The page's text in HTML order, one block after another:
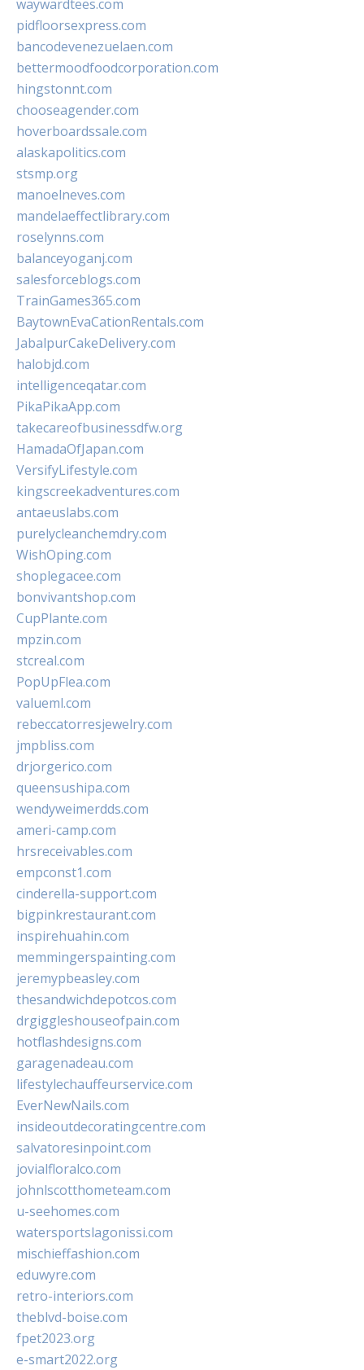
waywardtees.com
pidfloorsexpress.com
bancodevenezuelaen.com
bettermoodfoodcorporation.com
hingstonnt.com
chooseagender.com
hoverboardssale.com
alaskapolitics.com
stsmp.org
manoelneves.com
mandelaeffectlibrary.com
roselynns.com
balanceyoganj.com
salesforceblogs.com
TrainGames365.com
BaytownEvaCationRentals.com
JabalpurCakeDelivery.com
halobjd.com
intelligenceqatar.com
PikaPikaApp.com
takecareofbusinessdfw.org
HamadaOfJapan.com
VersifyLifestyle.com
kingscreekadventures.com
antaeuslabs.com
purelycleanchemdry.com
WishOping.com
shoplegacee.com
bonvivantshop.com
CupPlante.com
mpzin.com
stcreal.com
PopUpFlea.com
valueml.com
rebeccatorresjewelry.com
jmpbliss.com
drjorgerico.com
queensushipa.com
wendyweimerdds.com
ameri-camp.com
hrsreceivables.com
empconst1.com
cinderella-support.com
bigpinkrestaurant.com
inspirehuahin.com
memmingerspainting.com
jeremypbeasley.com
thesandwichdepotcos.com
drgiggleshouseofpain.com
hotflashdesigns.com
garagenadeau.com
lifestylechauffeurservice.com
EverNewNails.com
insideoutdecoratingcentre.com
salvatoresinpoint.com
jovialfloralco.com
johnlscotthometeam.com
u-seehomes.com
watersportslagonissi.com
mischieffashion.com
eduwyre.com
retro-interiors.com
theblvd-boise.com
fpet2023.org
e-smart2022.org